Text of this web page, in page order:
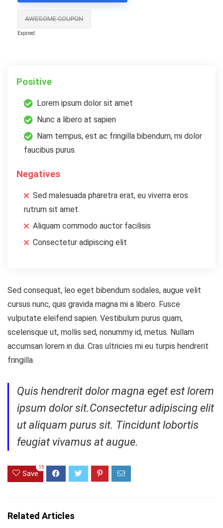
AWESOME COUPON
Expired
Positive
Lorem ipsum dolor sit amet
Nunc a libero at sapien
Nam tempus, est ac fringilla bibendum, mi dolor
faucibus purus.
Negatives
Sed malesuada pharetra erat, eu viverra eros
rutrum sit amet.
Aliquam commodo auctor facilisis
Consectetur adipiscing elit
Sed consequat, leo eget bibendum sodales, augue velit
cursus nunc, quis gravida magna mi a libero. Fusce
vulputate eleifend sapien. Vestibulum purus quam,
scelerisque ut, mollis sed, nonummy id, metus. Nullam
accumsan lorem in dui. Cras ultricies mi eu turpis hendrerit
fringilla.
Quis hendrerit dolor magna eget est lorem
ipsum dolor sit.Consectetur adipiscing elit
ut aliquam purus sit. Tincidunt lobortis
feugiat vivamus at augue.
Save
15
Related Articles